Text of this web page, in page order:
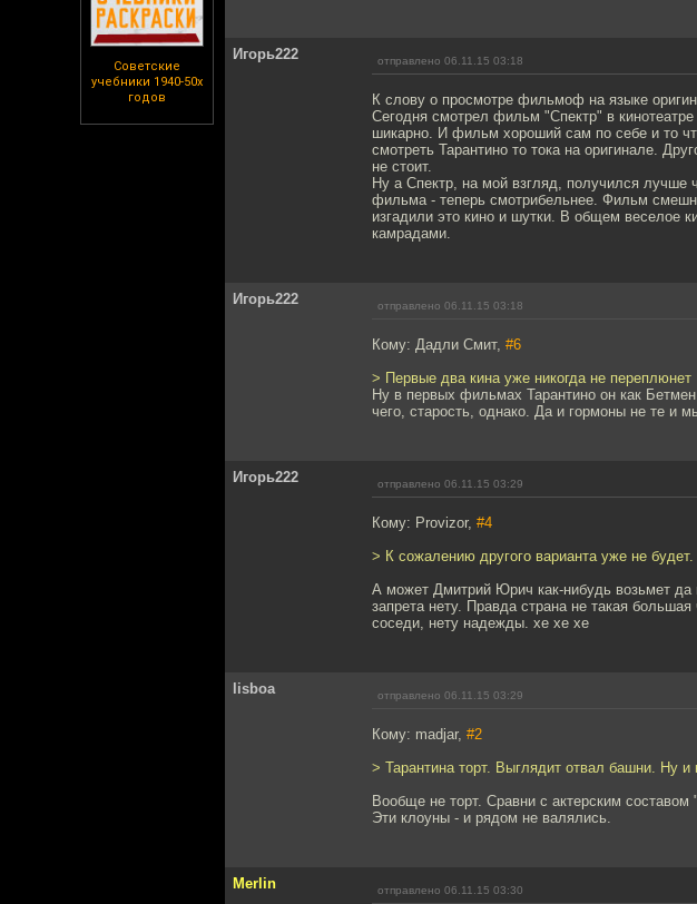
Советские
учебники 1940-50х
годов
Игорь222 отправлено 06.11.15 03:18
К слову о просмотре фильмоф на языке
Сегодня смотрел фильм "Спектр" в
шикарно. И фильм хороший сам по себе и то
смотреть Тарантино то тока на оригинале.
не стоит.
Ну а Спектр, на мой взгляд, получился
фильма - теперь смотрибельнее. Фильм
изгадили это кино и шутки. В общем веселое
камрадами.
Игорь222 отправлено 06.11.15 03:18
Кому: Дадли Смит, #6
> Первые два кина уже никогда не переплюнет
Ну в первых фильмах Тарантино он как
чего, старость, однако. Да и гормоны не те и
Игорь222 отправлено 06.11.15 03:29
Кому: Provizor, #4
> К сожалению другого варианта уже не будет.
А может Дмитрий Юрич как-нибудь возьмет да
запрета нету. Правда страна не такая
соседи, нету надежды. хе хе хе
lisboa отправлено 06.11.15 03:29
Кому: madjar, #2
> Тарантина торт. Выглядит отвал башни. Ну
Вообще не торт. Сравни с актерским
Эти клоуны - и рядом не валялись.
Merlin отправлено 06.11.15 03:30